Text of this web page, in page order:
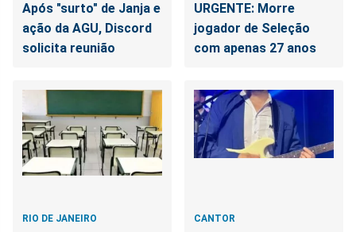
Após "surto" de Janja e
ação da AGU, Discord
solicita reunião
URGENTE: Morre
jogador de Seleção
com apenas 27 anos
RIO DE JANEIRO CANTOR